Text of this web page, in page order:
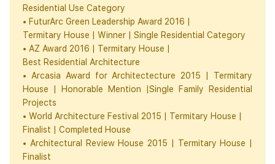
Residential Use Category
• FuturArc Green Leadership Award 2016 |
Termitary House | Winner | Single Residential Category
• AZ Award 2016 | Termitary House |
Best Residential Architecture
• Arcasia Award for Architectecture 2015 | Termitary
House | Honorable Mention |Single Family Residential
Projects
• World Architecture Festival 2015 | Termitary House |
Finalist | Completed House
• Architectural Review House 2015 | Termitary House |
Finalist